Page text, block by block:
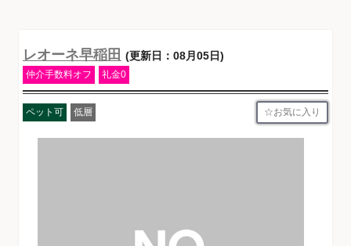
レオーネ早稲田 (更新日：08月05日)
仲介手数料オフ 礼金0
ペット可 低層 お気に入り